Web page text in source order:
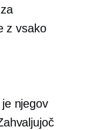
za
z vsako
njegov